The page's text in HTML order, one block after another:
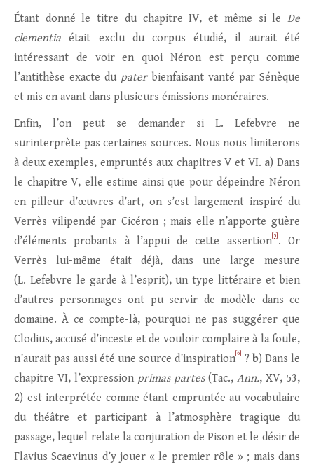
Étant donné le titre du chapitre IV, et même si le De
clementia était exclu du corpus étudié, il aurait été
intéressant de voir en quoi Néron est perçu comme
l’antithèse exacte du pater bienfaisant vanté par Sénèque
et mis en avant dans plusieurs émissions monéraires.
Enfin, l’on peut se demander si L. Lefebvre ne
surinterprète pas certaines sources. Nous nous limiterons
à deux exemples, empruntés aux chapitres V et VI. a) Dans
le chapitre V, elle estime ainsi que pour dépeindre Néron
en pilleur d’œuvres d’art, on s’est largement inspiré du
Verrès vilipendé par Cicéron ; mais elle n’apporte guère
d’éléments probants à l’appui de cette assertion[5]. Or
Verrès lui-même était déjà, dans une large mesure
(L. Lefebvre le garde à l’esprit), un type littéraire et bien
d’autres personnages ont pu servir de modèle dans ce
domaine. À ce compte-là, pourquoi ne pas suggérer que
Clodius, accusé d’inceste et de vouloir complaire à la foule,
n’aurait pas aussi été une source d’inspiration[6] ? b) Dans le
chapitre VI, l’expression primas partes(Tac., Ann., XV, 53,
2) est interprétée comme étant empruntée au vocabulaire
du théâtre et participant à l’atmosphère tragique du
passage, lequel relate la conjuration de Pison et le désir de
Flavius Scaevinus d’y jouer « le premier rôle » ; mais dans